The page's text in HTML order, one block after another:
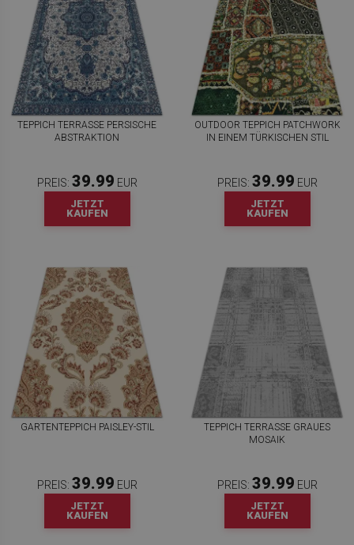
TEPPICH TERRASSE PERSISCHE
ABSTRAKTION
PREIS: 39.99 EUR
JETZT
KAUFEN
OUTDOOR TEPPICH PATCHWORK
IN EINEM TÜRKISCHEN STIL
PREIS: 39.99 EUR
JETZT
KAUFEN
GARTENTEPPICH PAISLEY-STIL
PREIS: 39.99 EUR
JETZT
KAUFEN
TEPPICH TERRASSE GRAUES
MOSAIK
PREIS: 39.99 EUR
JETZT
KAUFEN